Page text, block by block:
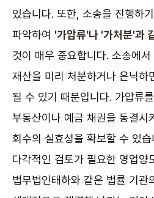
있습니다. 또한, 소송을 진행하
파악하여 '가압류'나 '가처분'과
것이 매우 중요합니다. 소송에서
재산을 미리 처분하거나 은닉하
될 수 있기 때문입니다. 가압류
부동산이나 예금 채권을 동결시
회수의 실효성을 확보할 수 있
다각적인 검토가 필요한 영업양
법무법인태하와 같은 법률 기관